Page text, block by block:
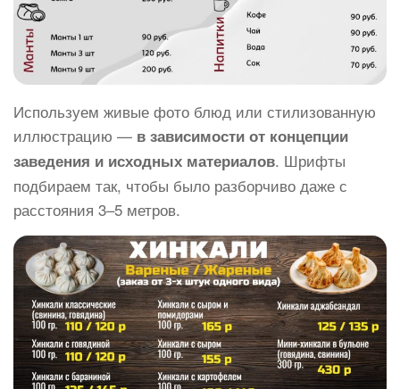
Используем живые фото блюд или стилизованную
иллюстрацию — в зависимости от концепции
заведения и исходных материалов. Шрифты
подбираем так, чтобы было разборчиво даже с
расстояния 3–5 метров.